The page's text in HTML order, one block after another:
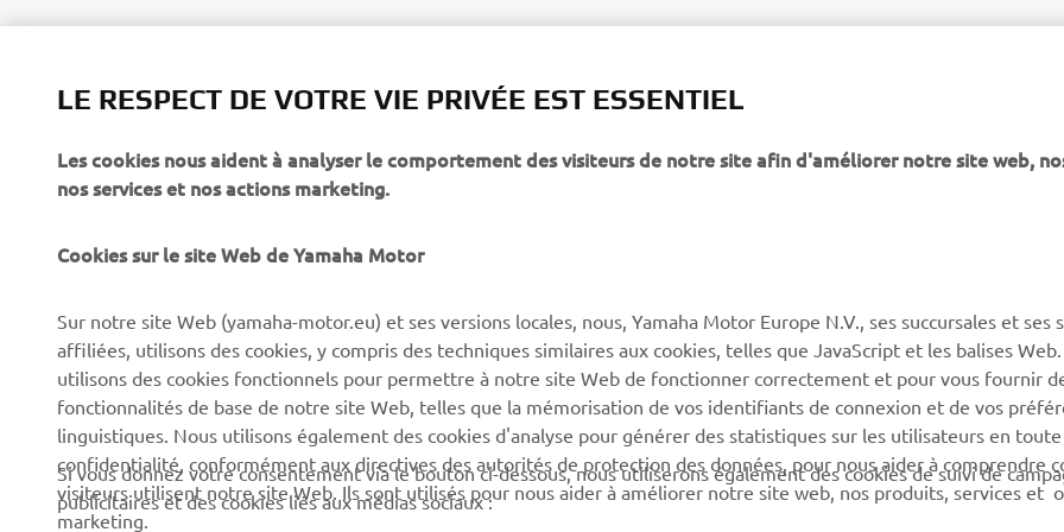
News
Presse
Brochures
Travailler chez Yamaha
Devenir concessionnaire
Yamaha « Revs Your Heart
Forces de l'ordre et
Robotique
Systèmes pour VAE
Partenariats
Informations techniques
destinées aux revendeurs
indépendants
Yamaha Motor Global (en)
Application mobiles
Catalogue de pièces
Trouvez le
concessionnaire Yamaha
Information sur la gestion
des batteries usagées
nos services et nos actions marketing.
affiliées, utilisons des cookies, y compris des techniques similaires aux cookies, telles que JavaScript et les balises
utilisons des cookies fonctionnels pour permettre à notre site Web de fonctionner correctement et pour vous fournir
fonctionnalités de base de notre site Web, telles que la mémorisation de vos identifiants de connexion et de vos
linguistiques. Nous utilisons également des cookies d'analyse pour générer des statistiques sur les utilisateurs en toute
confidentialité, conformément aux directives des autorités de protection des données, pour nous aider à comprendre
visiteurs utilisent notre site Web. Ils sont utilisés pour nous aider à améliorer notre site web, nos produits, services et
marketing.
Si vous donnez votre consentement via le bouton ci-dessous, nous utiliserons également des cookies de suivi de
publicitaires et des cookies liés aux médias sociaux :